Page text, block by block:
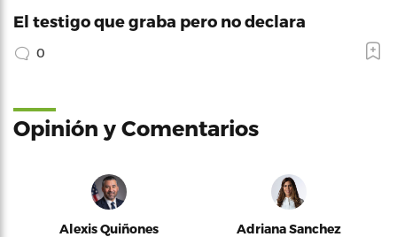
El testigo que graba pero no declara
0
Opinión y Comentarios
Alexis Quiñones Adriana Sanchez